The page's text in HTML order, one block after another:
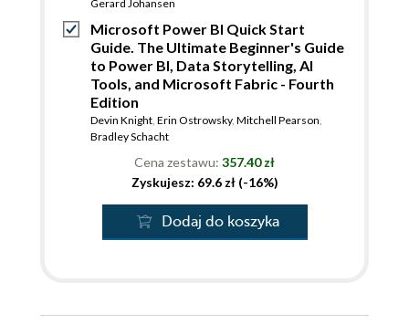
Gerard Johansen
Microsoft Power BI Quick Start
Guide. The Ultimate Beginner's Guide
to Power BI, Data Storytelling, AI
Tools, and Microsoft Fabric - Fourth
Edition
Devin Knight, Erin Ostrowsky, Mitchell Pearson,
Bradley Schacht
Cena zestawu: 357.40 zł
Zyskujesz: 69.6 zł (-16%)
Dodaj do koszyka